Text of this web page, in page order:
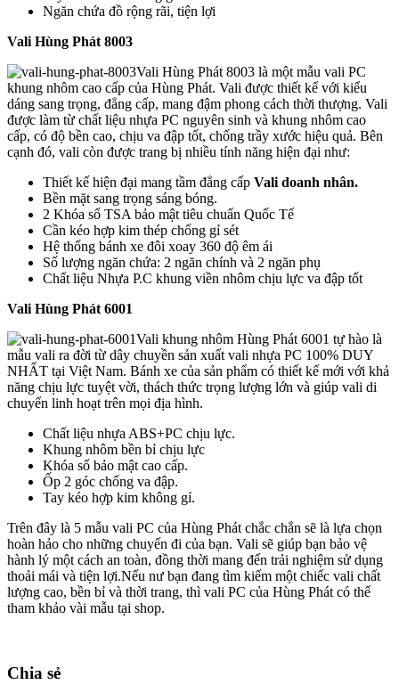
Ngăn chứa đồ rộng rãi, tiện lợi
Vali Hùng Phát 8003
Vali Hùng Phát 8003 là một mẫu vali PC
khung nhôm cao cấp của Hùng Phát. Vali được thiết kế với kiểu
dáng sang trọng, đẳng cấp, mang đậm phong cách thời thượng. Vali
được làm từ chất liệu nhựa PC nguyên sinh và khung nhôm cao
cấp, có độ bền cao, chịu va đập tốt, chống trầy xước hiệu quả. Bên
cạnh đó, vali còn được trang bị nhiều tính năng hiện đại như:
Thiết kế hiện đại mang tầm đẳng cấp Vali doanh nhân.
Bền mặt sang trọng sáng bóng.
2 Khóa số TSA bảo mật tiêu chuẩn Quốc Tế
Cần kéo hợp kim thép chống gỉ sét
Hệ thống bánh xe đôi xoay 360 độ êm ái
Số lượng ngăn chứa: 2 ngăn chính và 2 ngăn phụ
Chất liệu Nhựa P.C khung viền nhôm chịu lực va đập tốt
Vali Hùng Phát 6001
Vali khung nhôm Hùng Phát 6001 tự hào là
mẫu vali ra đời từ dây chuyền sản xuất vali nhựa PC 100% DUY
NHẤT tại Việt Nam. Bánh xe của sản phẩm có thiết kế mới với khả
năng chịu lực tuyệt vời, thách thức trọng lượng lớn và giúp vali di
chuyển linh hoạt trên mọi địa hình.
Chất liệu nhựa ABS+PC chịu lực.
Khung nhôm bền bỉ chịu lực
Khóa sổ bảo mật cao cấp.
Ốp 2 góc chống va đập.
Tay kéo hợp kim không gỉ.
Trên đây là 5 mẫu vali PC của Hùng Phát chắc chắn sẽ là lựa chọn
hoàn hảo cho những chuyến đi của bạn. Vali sẽ giúp bạn bảo vệ
hành lý một cách an toàn, đồng thời mang đến trải nghiệm sử dụng
thoải mái và tiện lợi.Nếu nư bạn đang tìm kiếm một chiếc vali chất
lượng cao, bền bỉ và thời trang, thì vali PC của Hùng Phát có thể
tham khảo vài mẫu tại shop.
Chia sẻ